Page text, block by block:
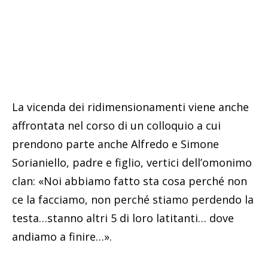
La vicenda dei ridimensionamenti viene anche
affrontata nel corso di un colloquio a cui
prendono parte anche Alfredo e Simone
Sorianiello, padre e figlio, vertici dell’omonimo
clan: «Noi abbiamo fatto sta cosa perché non
ce la facciamo, non perché stiamo perdendo la
testa…stanno altri 5 di loro latitanti… dove
andiamo a finire…».